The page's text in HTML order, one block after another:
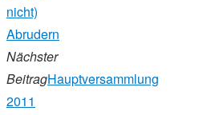
nicht)
Abrudern
Nächster
BeitragHauptversammlung
2011